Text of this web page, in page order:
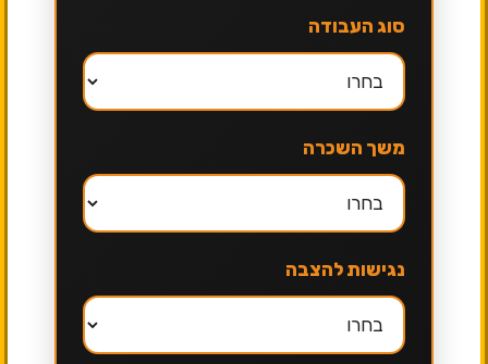
סוג העבודה
משך השכרה
נגישות להצבה